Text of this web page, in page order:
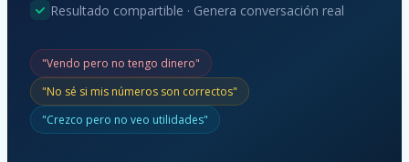
Resultado compartible · Genera conversación real
"Vendo pero no tengo dinero"
"No sé si mis números son correctos"
"Crezco pero no veo utilidades"